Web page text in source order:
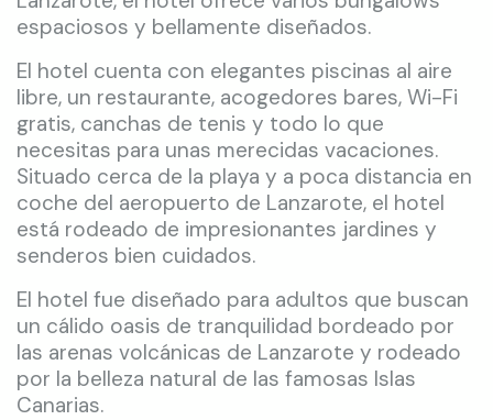
espaciosos y bellamente diseñados.
El hotel cuenta con elegantes piscinas al aire
libre, un restaurante, acogedores bares, Wi-Fi
gratis, canchas de tenis y todo lo que
necesitas para unas merecidas vacaciones.
Situado cerca de la playa y a poca distancia en
coche del aeropuerto de Lanzarote, el hotel
está rodeado de impresionantes jardines y
senderos bien cuidados.
El hotel fue diseñado para adultos que buscan
un cálido oasis de tranquilidad bordeado por
las arenas volcánicas de Lanzarote y rodeado
por la belleza natural de las famosas Islas
Canarias.